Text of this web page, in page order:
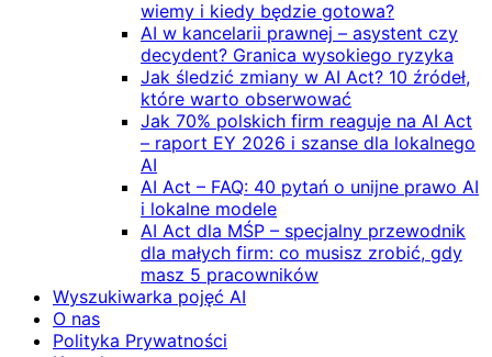
wiemy i kiedy będzie gotowa?
AI w kancelarii prawnej – asystent czy
decydent? Granica wysokiego ryzyka
Jak śledzić zmiany w AI Act? 10 źródeł,
które warto obserwować
Jak 70% polskich firm reaguje na AI Act
– raport EY 2026 i szanse dla lokalnego
AI
AI Act – FAQ: 40 pytań o unijne prawo AI
i lokalne modele
AI Act dla MŚP – specjalny przewodnik
dla małych firm: co musisz zrobić, gdy
masz 5 pracowników
Wyszukiwarka pojęć AI
O nas
Polityka Prywatności